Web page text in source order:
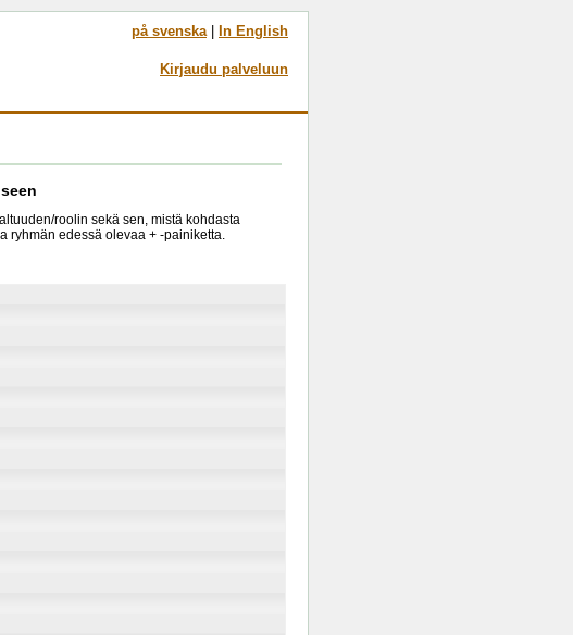
på svenska| In English
Kirjaudu palveluun
roolin sekä sen, mistä kohdasta
ryhmän edessä olevaa + -painiketta.